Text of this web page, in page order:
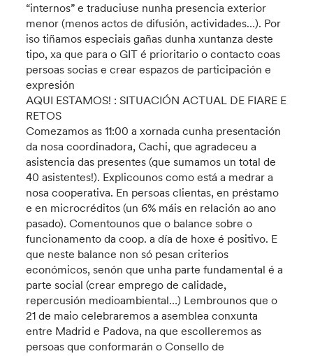
“internos” e traduciuse nunha presencia exterior
menor (menos actos de difusión, actividades…). Por
iso tiñamos especiais gañas dunha xuntanza deste
tipo, xa que para o GIT é prioritario o contacto coas
persoas socias e crear espazos de participación e
expresión
AQUI ESTAMOS! : SITUACIÓN ACTUAL DE FIARE E
RETOS
Comezamos as 11:00 a xornada cunha presentación
da nosa coordinadora, Cachi, que agradeceu a
asistencia das presentes (que sumamos un total de
40 asistentes!). Explicounos como está a medrar a
nosa cooperativa. En persoas clientas, en préstamo
e en microcréditos (un 6% máis en relación ao ano
pasado). Comentounos que o balance sobre o
funcionamento da coop. a día de hoxe é positivo. E
que neste balance non só pesan criterios
económicos, senón que unha parte fundamental é a
parte social (crear emprego de calidade,
repercusión medioambiental…) Lembrounos que o
21 de maio celebraremos a asemblea conxunta
entre Madrid e Padova, na que escolleremos as
persoas que conformarán o Consello de